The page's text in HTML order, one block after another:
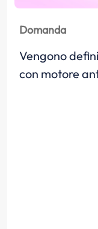
Domanda
Vengono
con motore